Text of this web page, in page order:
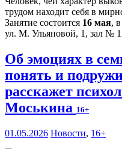
трудом находит себя в
Занятие состоится 16 мая, в
ул. М. Ульяновой, 1, зал №
Об эмоциях в
понять и
расскажет
Моськина 16+
01.05.2026 Новости, 16+